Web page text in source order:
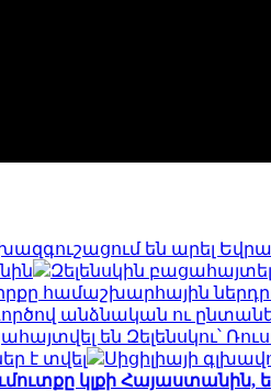
են արել
Զելենսկին
համաշխարհային
անձնական ու
են Զելենսկու՝
է տվել
Սիցիլիայի
կլքի Հայաստանին,